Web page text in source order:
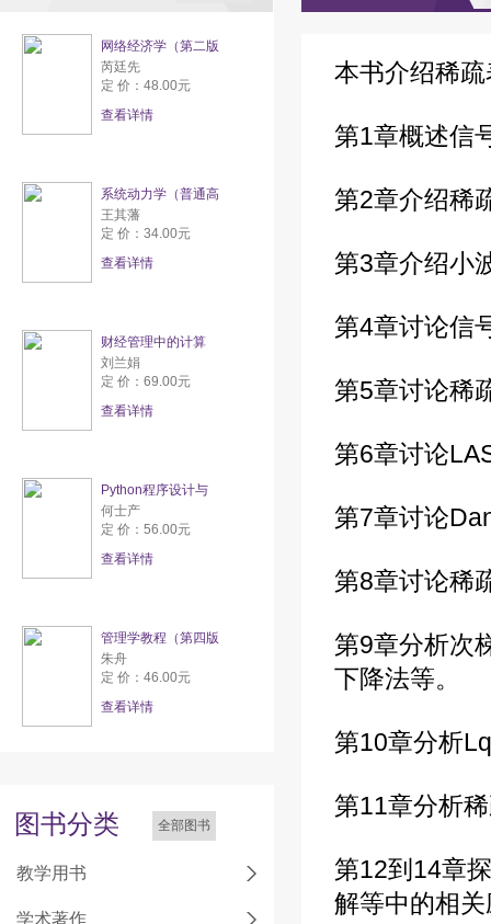
网络经济学（第二版
芮廷先
定 价：48.00元
查看详情
系统动力学（普通高
王其藩
定 价：34.00元
查看详情
财经管理中的计算
刘兰娟
定 价：69.00元
查看详情
Python程序设计与
何士产
定 价：56.00元
查看详情
管理学教程（第四版
朱舟
定 价：46.00元
查看详情
图书分类 全部图书
教学用书
学术著作
本书介绍稀
第1章概述信
第2章介绍稀
第3章介绍小
第4章讨论信
第5章讨论稀
第6章讨论
第7章讨论
第8章讨论稀
第9章分析次
下降法等。
第10章分析
第11章分析
第12到14章
解等中的相